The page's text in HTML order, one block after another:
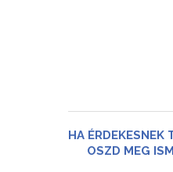
HA ÉRDEKESNEK
OSZD MEG